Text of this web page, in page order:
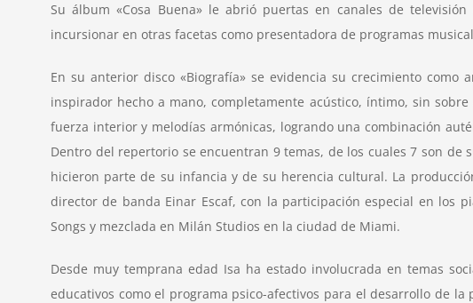
Su álbum «Cosa Buena» le abrió puertas en canales de
incursionar en otras facetas como presentadora de programas
En su anterior disco «Biografía» se evidencia su crecimiento
inspirador hecho a mano, completamente acústico, íntimo, sin
fuerza interior y melodías armónicas, logrando una combinación
Dentro del repertorio se encuentran 9 temas, de los cuales 7 son de
hicieron parte de su infancia y de su herencia cultural. La
director de banda Einar Escaf, con la participación especial en los
Songs y mezclada en Milán Studios en la ciudad de Miami.
Desde muy temprana edad Isa ha estado involucrada en temas
educativos como el programa psico-afectivos para el desarrollo de